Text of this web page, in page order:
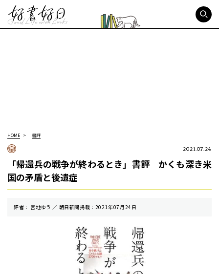
HOME 書評
2021.07.24
「帰還兵の戦争が終わるとき」書評 かくも深き米
国の矛盾と後遺症
評者： 宮地ゆう ／ 朝⽇新聞掲載：2021年07月24日